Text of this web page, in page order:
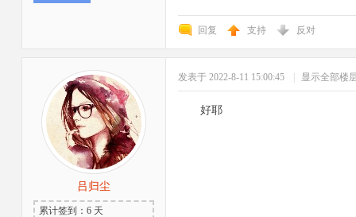
回复 支持 反对
吕归尘
累计签到：6 天
发表于 2022-8-11 15:00:45 显示全部楼
好